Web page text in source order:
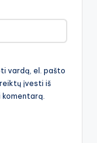
vardą, el. pašto
įvesti iš